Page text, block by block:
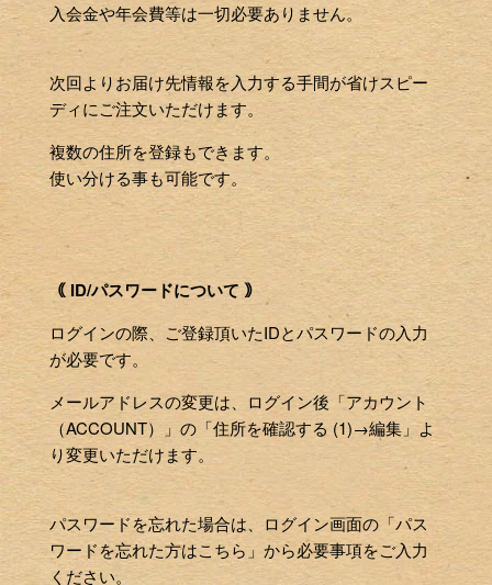
入会金や年会費等は一切必要ありません。
次回よりお届け先情報を入力する手間が省けスピー
ディにご注文いただけます。
複数の住所を登録もできます。
使い分ける事も可能です。
｟ ID/パスワードについて ｠
ログインの際、ご登録頂いたIDとパスワードの入力
が必要です。
メールアドレスの変更は、ログイン後「アカウント
（ACCOUNT）」の「住所を確認する (1)→編集」よ
り変更いただけます。
パスワードを忘れた場合は、ログイン画面の「パス
ワードを忘れた方はこちら」から必要事項をご入力
ください。